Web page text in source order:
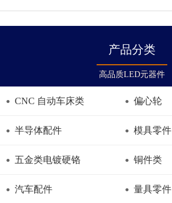
产品分类
高品质LED元器件
CNC 自动车床类 偏心轮
半导体配件 模具零件
五金类电镀硬铬 铜件类
汽车配件 量具零件